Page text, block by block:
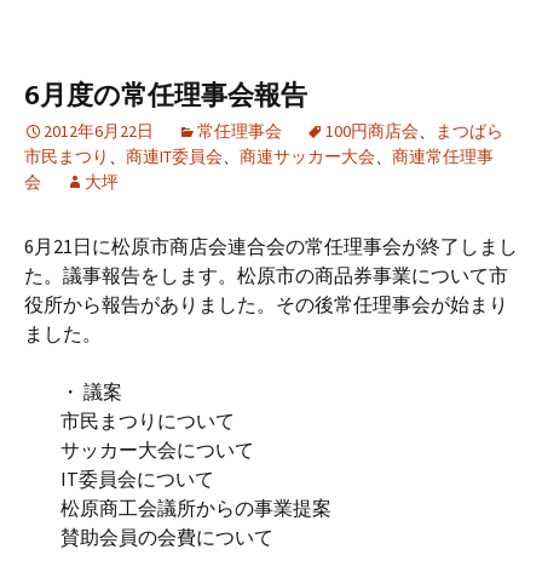
6月度の常任理事会報告
2012年6月22日 常任理事会 100円商店会、
まつばら
市民まつり 、 商連IT委員会、 商連サッカー大会、 商連常任理事
会
大坪
6月21日に松原市商店会連合会の常任理事会が終了しまし
た。議事報告をします。松原市の商品券事業について市
役所から報告がありました。その後常任理事会が始まり
ました。
・ 議案
市民まつりについて
サッカー大会について
IT委員会について
松原商工会議所からの事業提案
賛助会員の会費について